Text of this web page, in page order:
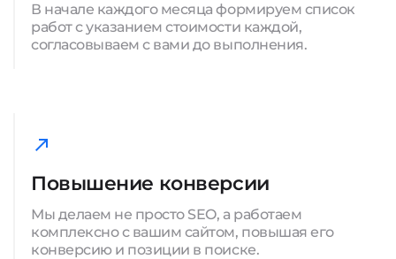
В начале каждого месяца формируем список
работ с указанием стоимости каждой,
согласовываем с вами до выполнения.
Повышение конверсии
Мы делаем не просто SEO, а работаем
комплексно с вашим сайтом, повышая его
конверсию и позиции в поиске.